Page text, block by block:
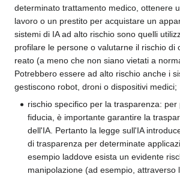
determinato trattamento medico, ottenere
lavoro o un prestito per acquistare un
sistemi di IA ad alto rischio sono quelli
profilare le persone o valutarne il rischio di
reato (a meno che non siano vietati a
Potrebbero essere ad alto rischio anche i
gestiscono robot, droni o dispositivi medici;
rischio specifico per la trasparenza: per
fiducia, è importante garantire la
dell'IA. Pertanto la legge sull'IA
di trasparenza per determinate
esempio laddove esista un evidente
manipolazione (ad esempio, attraverso